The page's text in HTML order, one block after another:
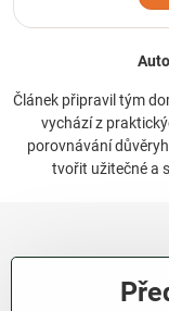
Článek připravil tým
vychází z
porovnávání
tvořit užitečné a